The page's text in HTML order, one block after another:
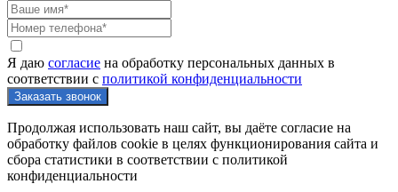
Я даю согласие на обработку персональных данных в
соответствии с политикой конфиденциальности
Продолжая использовать наш сайт, вы даёте согласие на
обработку файлов cookie в целях функционирования сайта и
сбора статистики в соответствии с политикой
конфиденциальности